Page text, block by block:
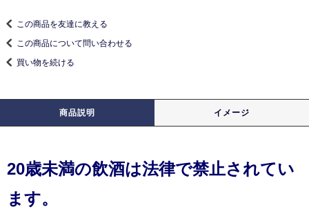
この商品を友達に教える
この商品について問い合わせる
買い物を続ける
商品説明 イメージ
20歳未満の飲酒は法律で禁止されてい
ます。